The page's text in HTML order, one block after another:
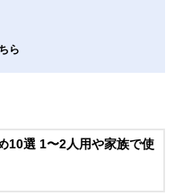
ら
10選 1〜2人用や家族で使